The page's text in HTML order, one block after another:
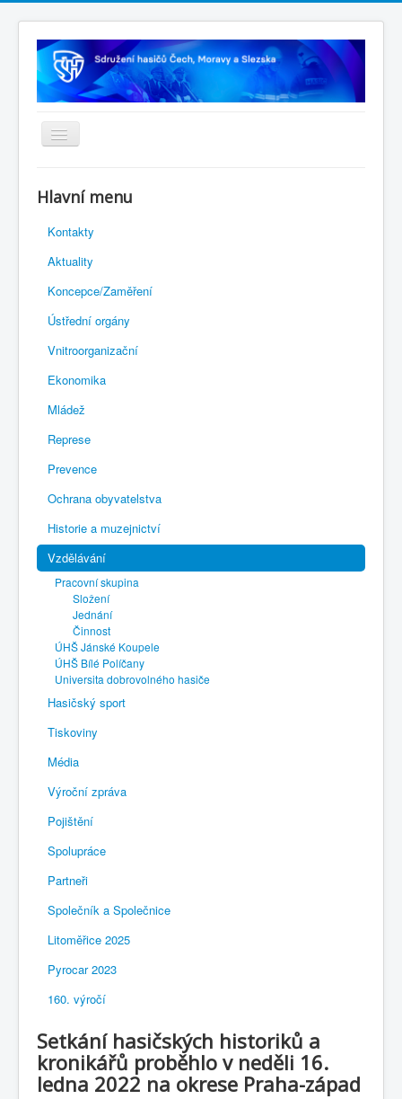
Rejstřík sportu
Novelizace Stanov SH ČMS
Plán činnosti 2026
Kalendář akcí
Výhody pro členy
Portál REDENOX
Hlavní menu
Kontakty
Aktuality
Koncepce/Zaměření
Ústřední orgány
Vnitroorganizační
Ekonomika
Mládež
Represe
Prevence
Ochrana obyvatelstva
Historie a muzejnictví
Vzdělávání
Pracovní skupina
Složení
Jednání
Činnost
ÚHŠ Jánské Koupele
ÚHŠ Bílé Políčany
Universita dobrovolného hasiče
Hasičský sport
Tiskoviny
Média
Výroční zpráva
Pojištění
Spolupráce
Partneři
Společník a Společnice
Litoměřice 2025
Pyrocar 2023
160. výročí
Setkání hasičských historiků a
kronikářů proběhlo v neděli 16.
ledna 2022 na okrese Praha-západ